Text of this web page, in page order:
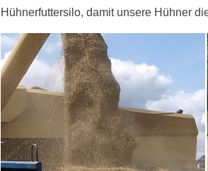
Hühnerfuttersilo, damit unsere Hühner